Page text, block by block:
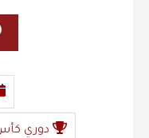
دوري